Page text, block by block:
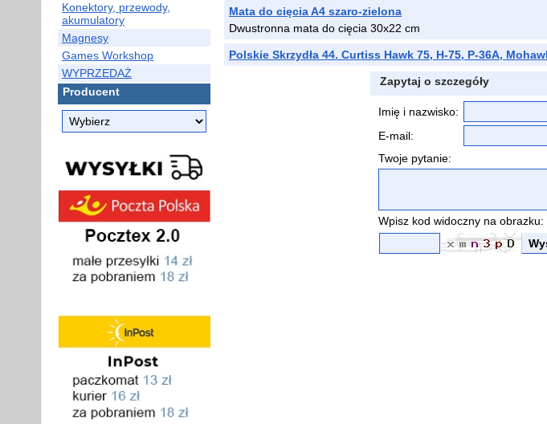
Konektory, przewody,
akumulatory
Magnesy
Games Workshop
WYPRZEDAŻ
Producent
Mata do cięcia A4 szaro-zielona
Dwustronna mata do cięcia 30x22 cm
Polskie Skrzydła 44. Curtiss Hawk 75, H-75, P-36A,
Zapytaj o szczegóły
Imię i nazwisko:
E-mail:
Twoje pytanie:
Wpisz kod widoczny na obrazku: